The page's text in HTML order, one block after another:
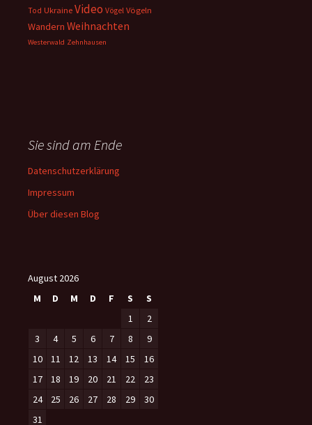
Tod Ukraine Video Vögel Vögeln
Wandern Weihnachten
Westerwald Zehnhausen
Sie sind am Ende
Datenschutzerklärung
Impressum
Über diesen Blog
August 2026
M
D M D F S
S
1
2
3
4 5 6 7 8
9
10
11 12 13 14 15
16
17
18 19 20 21 22
23
24
25 26 27 28 29
30
31